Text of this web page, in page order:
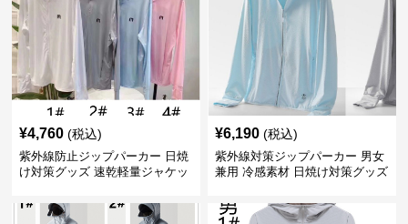
¥4,760 (税込)
紫外線防止ジップパーカー 日焼
け対策グッズ 速乾軽量ジャケッ
¥6,190 (税込)
紫外線対策ジップパーカー 男女
兼用 冷感素材 日焼け対策グッズ